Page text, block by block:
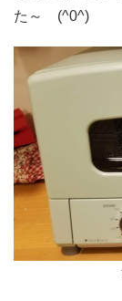
た～ (^0^)